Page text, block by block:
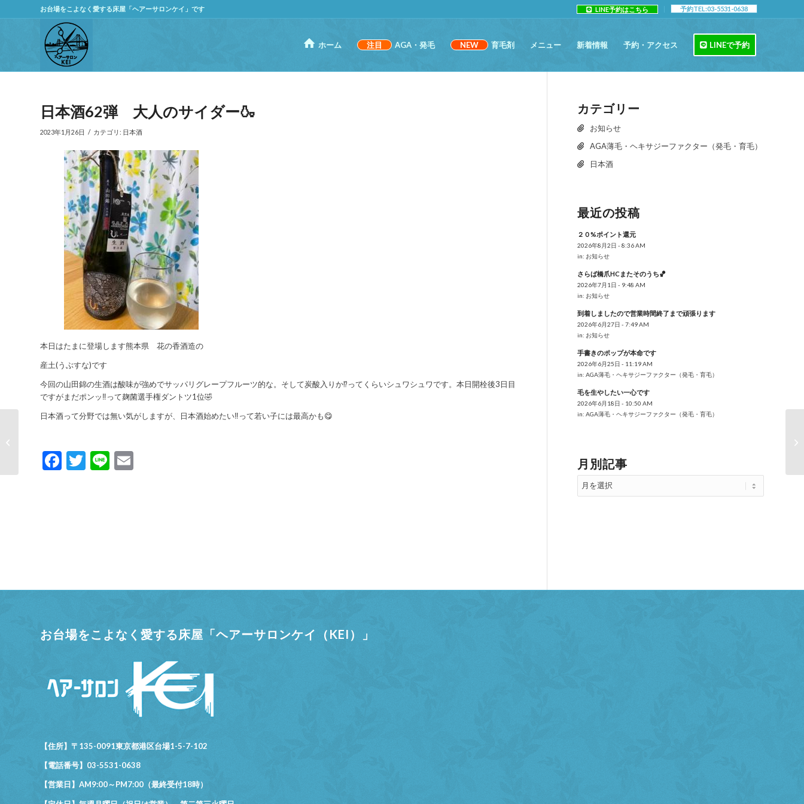
LINE予約はこちら 予約TEL:03-5531-0638
お台場をこよなく愛する床屋「ヘアーサロンケイ」です
ホーム 注目 AGA・発毛 NEW 育毛剤 メニュー 新着情報 予約・アクセス LINEで予約
日本酒62弾 大人のサイダー🍶
2023年1月26日 / カテゴリ: 日本酒
本日はたまに登場します熊本県 花の香酒造の
産土(うぶすな)です
今回の山田錦の生酒は酸味が強めでサッパリグレープフルーツ的な。そして炭酸入りか⁉️ってくらいシュワシュワです。本日開栓後3日目
ですがまだポンッ‼️って麹菌選手権ダントツ1位🤣
日本酒って分野では無い気がしますが、日本酒始めたい‼️って若い子には最高かも😋
Facebook
Twitter
Line
カテゴリー
お知らせ
AGA薄毛・ヘキサジーファクター（発毛・育毛）
日本酒
最近の投稿
２０%ポイント還元
2026年8月2日 - 8:36 AM
in: お知らせ
さらば橋爪HCまたそのうち🏀
2026年7月1日 - 9:48 AM
in: お知らせ
到着しましたので営業時間終了まで頑張ります
2026年6月27日 - 7:49 AM
in: お知らせ
手書きのポップが本命です
2026年6月25日 - 11:19 AM
in: AGA薄毛・ヘキサジーファクター（発毛・育毛）
毛を生やしたい一心です
2026年6月18日 - 10:50 AM
in: AGA薄毛・ヘキサジーファクター（発毛・育毛）
月別記事
お台場をこよなく愛する床屋「ヘアーサロンケイ（KEI）」
【住所】〒135-0091東京都港区台場1-5-7-102
【電話番号】03-5531-0638
【営業日】AM9:00～PM7:00（最終受付18時）